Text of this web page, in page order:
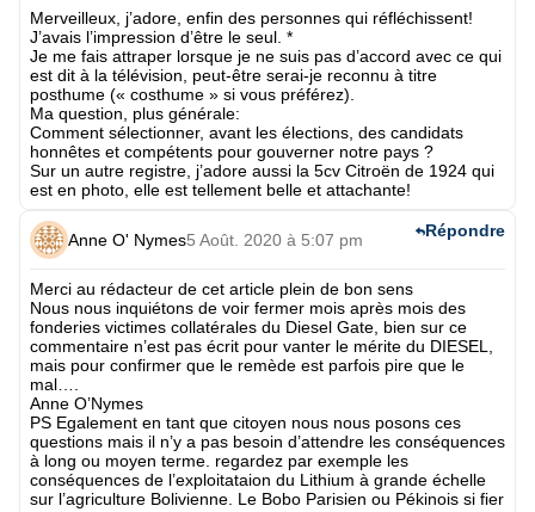
Merveilleux, j’adore, enfin des personnes qui réfléchissent!
J’avais l’impression d’être le seul. *
Je me fais attraper lorsque je ne suis pas d’accord avec ce qui
est dit à la télévision, peut-être serai-je reconnu à titre
posthume (« costhume » si vous préférez).
Ma question, plus générale:
Comment sélectionner, avant les élections, des candidats
honnêtes et compétents pour gouverner notre pays ?
Sur un autre registre, j’adore aussi la 5cv Citroën de 1924 qui
est en photo, elle est tellement belle et attachante!
Anne O' Nymes5 Août. 2020 à 5:07 pm
Merci au rédacteur de cet article plein de bon sens
Nous nous inquiétons de voir fermer mois après mois des
fonderies victimes collatérales du Diesel Gate, bien sur ce
commentaire n’est pas écrit pour vanter le mérite du DIESEL,
mais pour confirmer que le remède est parfois pire que le
mal….
Anne O’Nymes
PS Egalement en tant que citoyen nous nous posons ces
questions mais il n’y a pas besoin d’attendre les conséquences
à long ou moyen terme. regardez par exemple les
conséquences de l’exploitataion du Lithium à grande échelle
sur l’agriculture Bolivienne. Le Bobo Parisien ou Pékinois si fier
Répondre